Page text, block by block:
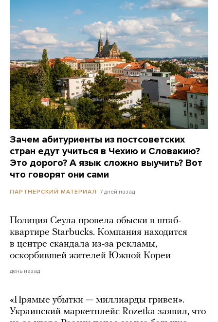
Зачем абитуриенты из постсоветских
стран едут учиться в Чехию и Словакию?
Это дорого? А язык сложно выучить? Вот
что говорят они сами
ПАРТНЕРСКИЙ МАТЕРИАЛ 7 дней назад
Полиция Сеула провела обыски в штаб-
квартире Starbucks. Компания находится
в центре скандала из-за рекламы,
оскорбившей жителей Южной Кореи
день назад
«Прямые убытки — миллиарды гривен».
Украинский маркетплейс Rozetka заявил, что